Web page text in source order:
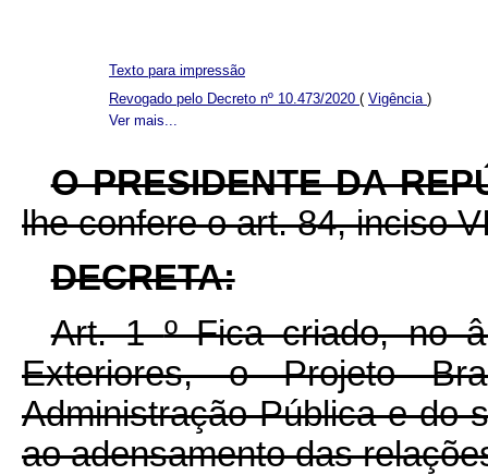
Ver mais...
Texto para impressão
Revogado pelo Decreto nº 10.473/2020 ( Vigência )
O PRESIDENTE DA
lhe confere o art. 84, inciso
DECRETA:
Art. 1ºFica criado, no
Exteriores, o Projeto
Administração Pública e do
ao adensamento das